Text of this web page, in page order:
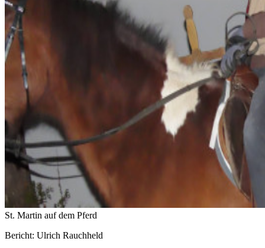
St. Martin auf dem Pferd
Bericht: Ulrich Rauchheld